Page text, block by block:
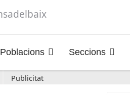
Poblacions Seccions
Publicitat